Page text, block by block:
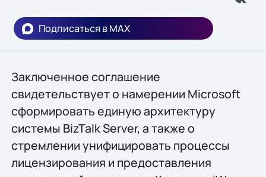
Подписаться в MAX
Заключенное соглашение
свидетельствует о намерении Microsoft
сформировать единую архитектуру
системы BizTalk Server, а также о
стремлении унифицировать процессы
лицензирования и предоставления